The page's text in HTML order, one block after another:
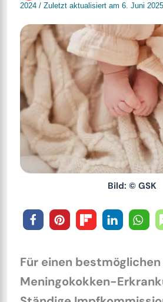
2024 / Zuletzt aktualisiert am 6. Juni 2025
Bild: © GSK
Für einen
Meningokokken-